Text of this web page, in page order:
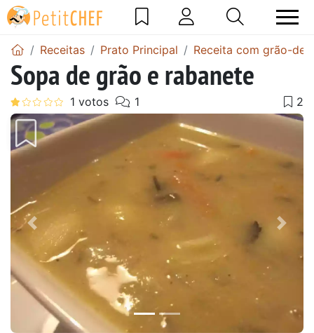
Receitas Prato Principal Receita com grão-de-
Sopa de grão e rabanete
Anterior Next